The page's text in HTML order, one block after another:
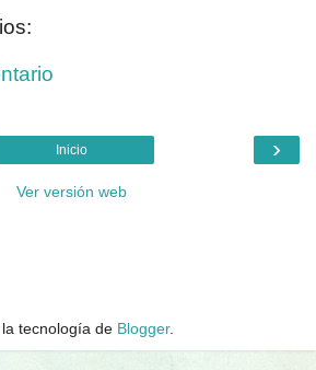
›
Inicio
Ver versión web
tecnología de Blogger.